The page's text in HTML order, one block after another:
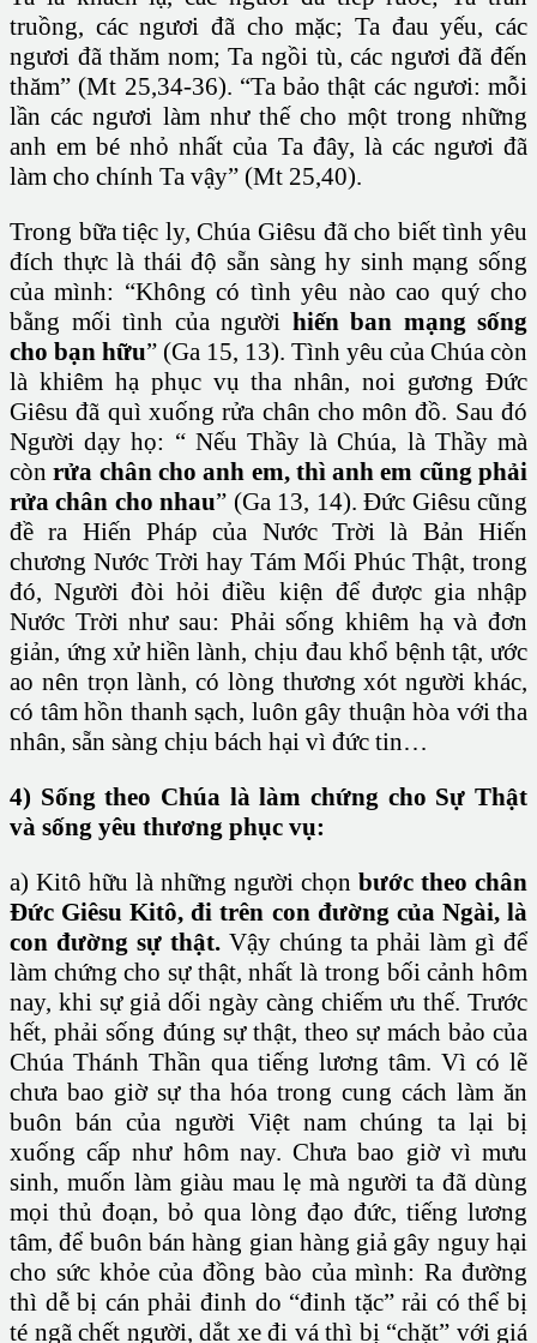
truồng, các ngươi đã cho mặc; Ta đau yếu, các
ngươi đã thăm nom; Ta ngồi tù, các ngươi đã đến
thăm” (Mt 25,34-36). “Ta bảo thật các ngươi: mỗi
lần các ngươi làm như thế cho một trong những
anh em bé nhỏ nhất của Ta đây, là các ngươi đã
làm cho chính Ta vậy” (Mt 25,40).
Trong bữa tiệc ly, Chúa Giêsu đã cho biết tình yêu
đích thực là thái độ sẵn sàng hy sinh mạng sống
của mình: “Không có tình yêu nào cao quý cho
bằng mối tình của người hiến ban mạng sống
cho bạn hữu” (Ga 15, 13). Tình yêu của Chúa còn
là khiêm hạ phục vụ tha nhân, noi gương Đức
Giêsu đã quì xuống rửa chân cho môn đồ. Sau đó
Người dạy họ: “ Nếu Thầy là Chúa, là Thầy mà
cònrửa chân cho anh em, thì anh em cũng phải
rửa chân cho nhau” (Ga 13, 14). Đức Giêsu cũng
đề ra Hiến Pháp của Nước Trời là Bản Hiến
chương Nước Trời hay Tám Mối Phúc Thật, trong
đó, Người đòi hỏi điều kiện để được gia nhập
Nước Trời như sau: Phải sống khiêm hạ và đơn
giản, ứng xử hiền lành, chịu đau khổ bệnh tật, ước
ao nên trọn lành, có lòng thương xót người khác,
có tâm hồn thanh sạch, luôn gây thuận hòa với tha
nhân, sẵn sàng chịu bách hại vì đức tin…
4) Sống theo Chúa là làm chứng cho Sự Thật
và sống yêu thương phục vụ:
a) Kitô hữu là những người chọn bước theo chân
Đức Giêsu Kitô, đi trên con đường của Ngài, là
con đường sự thật. Vậy chúng ta phải làm gì để
làm chứng cho sự thật, nhất là trong bối cảnh hôm
nay, khi sự giả dối ngày càng chiếm ưu thế. Trước
hết, phải sống đúng sự thật, theo sự mách bảo của
Chúa Thánh Thần qua tiếng lương tâm. Vì có lẽ
chưa bao giờ sự tha hóa trong cung cách làm ăn
buôn bán của người Việt nam chúng ta lại bị
xuống cấp như hôm nay. Chưa bao giờ vì mưu
sinh, muốn làm giàu mau lẹ mà người ta đã dùng
mọi thủ đoạn, bỏ qua lòng đạo đức, tiếng lương
tâm, để buôn bán hàng gian hàng giả gây nguy hại
cho sức khỏe của đồng bào của mình: Ra đường
thì dễ bị cán phải đinh do “đinh tặc” rải có thể bị
té ngã chết người, dắt xe đi vá thì bị “chặt” với giá